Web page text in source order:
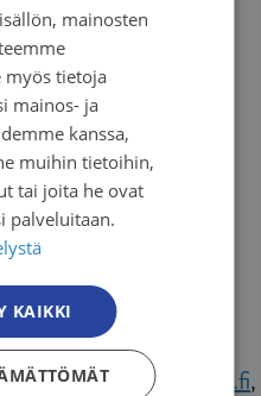
Suomen
ry,
015 0774
Suomen
yhdistys ry,
,
FINNISH
mainosten
myös tietoja
mainos- ja
kanssa,
muihin tietoihin,
tai joita he ovat
palveluitaan.
KAIKKI